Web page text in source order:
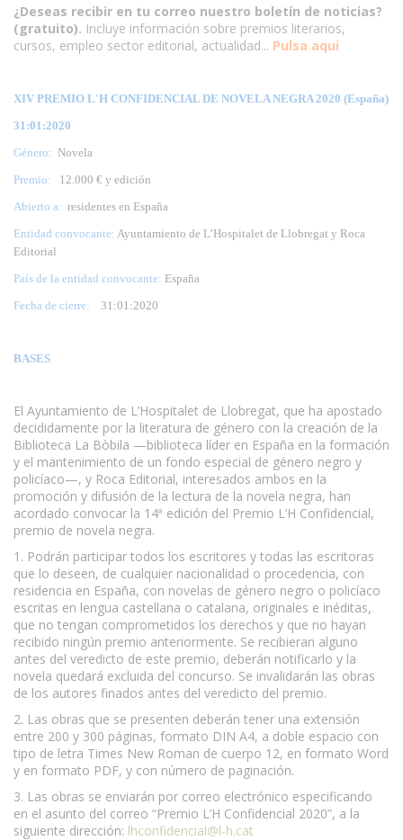
¿Deseas recibir en tu correo nuestro boletín de noticias?
(gratuito). Incluye información sobre premios literarios,
cursos, empleo sector editorial, actualidad... Pulsa aqui
XIV PREMIO L'H CONFIDENCIAL DE NOVELA NEGRA 2020 (España)
31:01:2020
Género: Novela
Premio:
12.000 € y edición
Abierto a: residentes en España
Entidad convocante: Ayuntamiento de L’Hospitalet de Llobregat y Roca
Editorial
País de la entidad convocante: España
Fecha de cierre: 31 :01:2020
BASES
El Ayuntamiento de L’Hospitalet de Llobregat, que ha apostado
decididamente por la literatura de género con la creación de la
Biblioteca La Bòbila —biblioteca líder en España en la formación
y el mantenimiento de un fondo especial de género negro y
policíaco—, y Roca Editorial, interesados ambos en la
promoción y difusión de la lectura de la novela negra, han
acordado convocar la 14ª edición del Premio L’H Confidencial,
premio de novela negra.
1. Podrán participar todos los escritores y todas las escritoras
que lo deseen, de cualquier nacionalidad o procedencia, con
residencia en España, con novelas de género negro o policíaco
escritas en lengua castellana o catalana, originales e inéditas,
que no tengan comprometidos los derechos y que no hayan
recibido ningún premio anteriormente. Se recibieran alguno
antes del veredicto de este premio, deberán notificarlo y la
novela quedará excluida del concurso. Se invalidarán las obras
de los autores finados antes del veredicto del premio.
2. Las obras que se presenten deberán tener una extensión
entre 200 y 300 páginas, formato DIN A4, a doble espacio con
tipo de letra Times New Roman de cuerpo 12, en formato Word
y en formato PDF, y con número de paginación.
3. Las obras se enviarán por correo electrónico especificando
en el asunto del correo “Premio L’H Confidencial 2020”, a la
siguiente dirección: lhconfidencial@l-h.cat